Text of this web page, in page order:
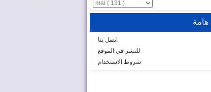
هامة
اتصل بنا
للنشر في الموقع
شروط الاستخدام